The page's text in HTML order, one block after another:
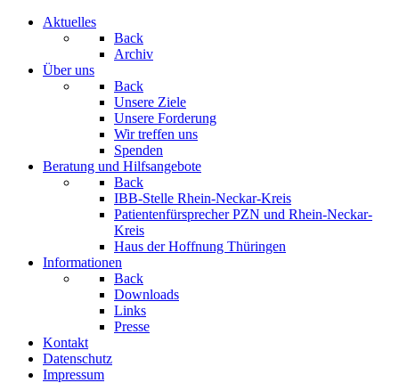
Aktuelles
Back
Archiv
Über uns
Back
Unsere Ziele
Unsere Forderung
Wir treffen uns
Spenden
Beratung und Hilfsangebote
Back
IBB-Stelle Rhein-Neckar-Kreis
Patientenfürsprecher PZN und Rhein-Neckar-
Kreis
Haus der Hoffnung Thüringen
Informationen
Back
Downloads
Links
Presse
Kontakt
Datenschutz
Impressum